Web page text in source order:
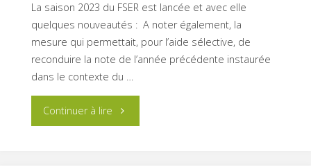
vous
accompagnent
!"
La saison 2023 du FSER est lancée et avec elle
quelques nouveautés : A noter également, la
mesure qui permettait, pour l’aide sélective, de
reconduire la note de l’année précédente instaurée
dans le contexte du …
Continuer à lire "FSER